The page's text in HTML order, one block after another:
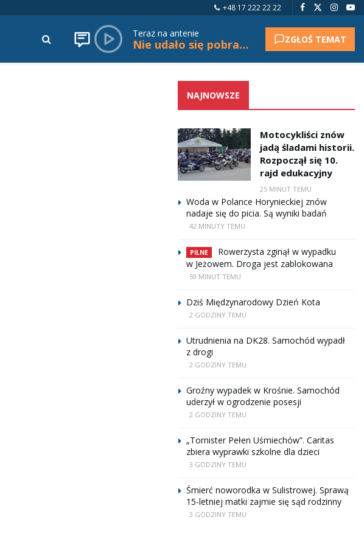
+48 17 222 22 22
Teraz na antenie
Nie udało się pobrać tytułu. ZGŁOŚ TEMAT
NAJNOWSZE
Motocykliści znów
jadą śladami historii.
Rozpoczął się 10.
rajd edukacyjny
25 MINUT TEMU
Woda w Polance Horynieckiej znów
nadaje się do picia. Są wyniki badań
42 MINUTY TEMU
PILNE
Rowerzysta zginął w wypadku
w Jeżowem. Droga jest zablokowana
59 MINUT TEMU
Dziś Międzynarodowy Dzień Kota
2 GODZINY TEMU
Utrudnienia na DK28. Samochód wypadł
z drogi
2 GODZINY TEMU
Groźny wypadek w Krośnie. Samochód
uderzył w ogrodzenie posesji
2 GODZINY TEMU
„Tornister Pełen Uśmiechów”. Caritas
zbiera wyprawki szkolne dla dzieci
3 GODZINY TEMU
Śmierć noworodka w Sulistrowej. Sprawą
15-letniej matki zajmie się sąd rodzinny
3 GODZINY TEMU